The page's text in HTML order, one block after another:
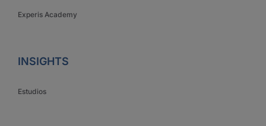
Experis Academy
INSIGHTS
Estudios